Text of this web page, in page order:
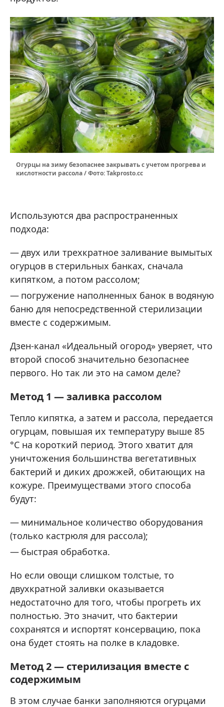
Огурцы на зиму безопаснее закрывать с учетом прогрева и
кислотности рассола / Фото: Takprosto.cc
Используются два распространенных
подхода:
двух или трехкратное заливание вымытых
огурцов в стерильных банках, сначала
кипятком, а потом рассолом;
погружение наполненных банок в водяную
баню для непосредственной стерилизации
вместе с содержимым.
Дзен-канал «Идеальный огород» уверяет, что
второй способ значительно безопаснее
первого. Но так ли это на самом деле?
Метод 1 — заливка рассолом
Тепло кипятка, а затем и рассола, передается
огурцам, повышая их температуру выше 85
°C на короткий период. Этого хватит для
уничтожения большинства вегетативных
бактерий и диких дрожжей, обитающих на
кожуре. Преимуществами этого способа
будут:
минимальное количество оборудования
(только кастрюля для рассола);
быстрая обработка.
Но если овощи слишком толстые, то
двухкратной заливки оказывается
недостаточно для того, чтобы прогреть их
полностью. Это значит, что бактерии
сохранятся и испортят консервацию, пока
она будет стоять на полке в кладовке.
Метод 2 — стерилизация вместе с
содержимым
В этом случае банки заполняются огурцами